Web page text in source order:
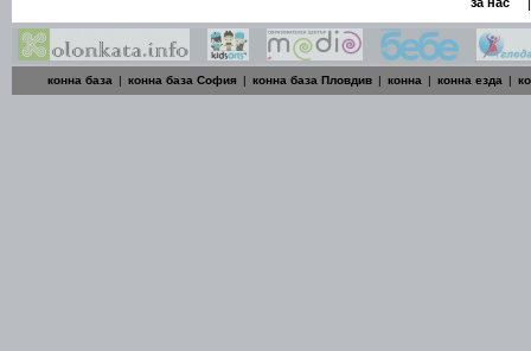
конна база | конна база София | конна база Пловдив | конна | конна езда |